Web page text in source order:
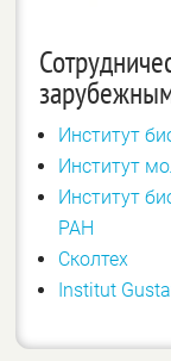
Институт
Институт
Институт
РАН
Сколтех
Institut